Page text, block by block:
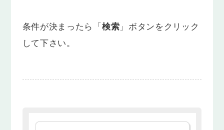
条件が決まったら「検索 」ボタンをクリック
して下さい。